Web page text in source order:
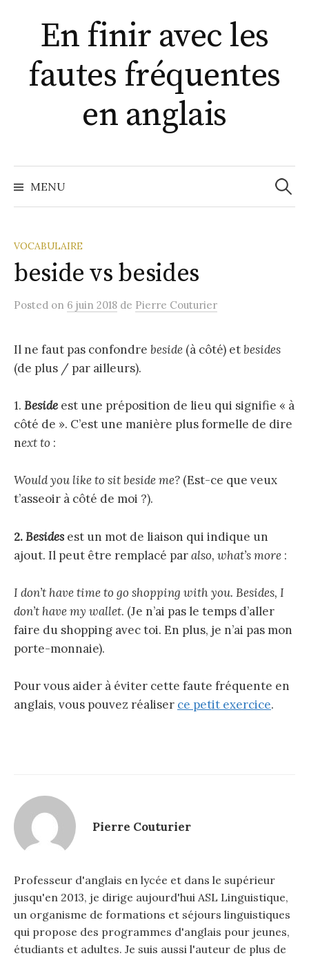
t
u
En finir avec les
fautes fréquentes
en anglais
MENU R
e
c
:
VOCABULAIRE
beside vs besides
Posted on 6 juin 2018 de Pierre Couturier
Il ne faut pas confondre beside (à côté) etbesides
(de plus / par ailleurs).
1. Beside est une préposition de lieu qui signifie « à
côté de ». C’est une manière plus formelle de dire
next to :
Would you like to sit beside me? (Est-ce que veux
t’asseoir à côté de moi ?).
2.Besides est un mot de liaison qui indique un
ajout. Il peut être remplacé paralso, what’s more :
I don’t have time to go shopping with you. Besides, I
don’t have my wallet. (Je n’ai pas le temps d’aller
faire du shopping avec toi. En plus, je n’ai pas mon
porte-monnaie).
Pour vous aider à éviter cette faute fréquente en
anglais, vous pouvez réaliser ce petit exercice.
Pierre Couturier
Professeur d'anglais en lycée et dans le supérieur
jusqu'en 2013, je dirige aujourd'hui ASL Linguistique,
un organisme de formations et séjours linguistiques
qui propose des programmes d'anglais pour jeunes,
étudiants et adultes. Je suis aussi l'auteur de plus de